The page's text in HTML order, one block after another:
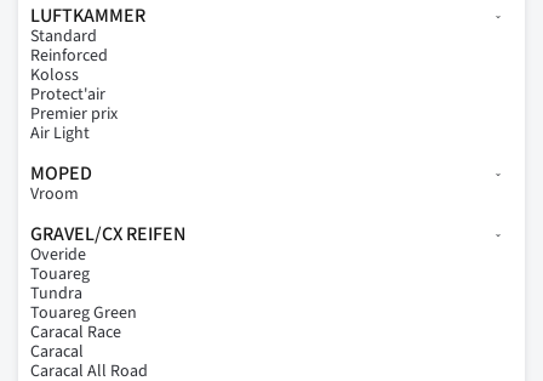
LUFTKAMMER
Standard
Reinforced
Koloss
Protect'air
Premier prix
Air Light
MOPED
Vroom
GRAVEL/CX REIFEN
Overide
Touareg
Tundra
Touareg Green
Caracal Race
Caracal
Caracal All Road